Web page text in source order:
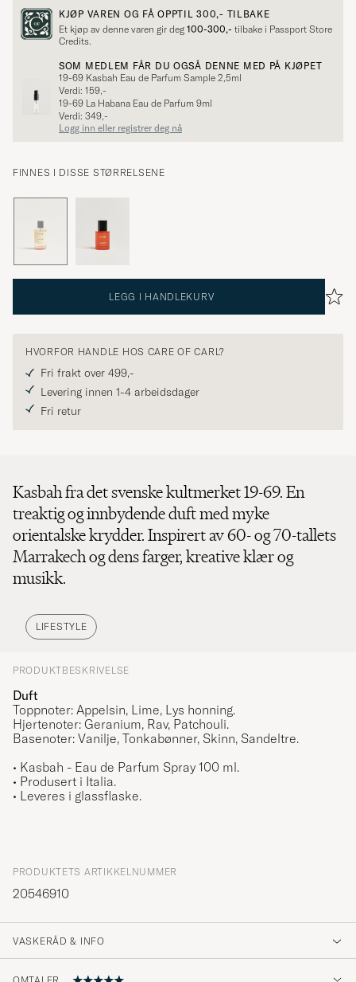
KJØP VAREN OG FÅ OPPTIL300,- TILBAKE
Et kjøp av denne varen gir deg 100-300,- tilbake i Passport Store
Credits.
SOM MEDLEM FÅR DU OGSÅ DENNE MED PÅ KJØPET
19-69 Kasbah Eau de Parfum Sample 2,5ml
Verdi: 159,-
19-69 La Habana Eau de Parfum 9ml
Verdi: 349,-
Logg inn eller registrer deg nå
FINNES I DISSE STØRRELSENE
LEGG I HANDLEKURV
HVORFOR HANDLE HOS CARE OF CARL?
Fri frakt over 499,-
Levering innen 1-4 arbeidsdager
Fri retur
Kasbah fra det svenske kultmerket 19-69. En
treaktig og innbydende duft med myke
orientalske krydder. Inspirert av 60- og 70-tallets
Marrakech og dens farger, kreative klær og
musikk.
LIFESTYLE
PRODUKTBESKRIVELSE
Duft
Toppnoter: Appelsin, Lime, Lys honning.
Hjertenoter: Geranium, Rav, Patchouli.
Basenoter: Vanilje, Tonkabønner, Skinn, Sandeltre.
• Kasbah - Eau de Parfum Spray 100 ml.
• Produsert i Italia.
• Leveres i glassflaske.
PRODUKTETS ARTIKKELNUMMER
20546910
VASKERÅD & INFO